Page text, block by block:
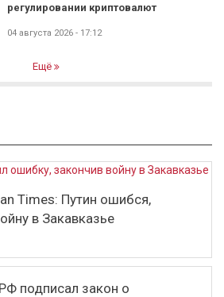
регулировании криптовалют
04 августа 2026 - 17:12
Ещё
Times: Путин ошибся,
в Закавказье
подписал закон о